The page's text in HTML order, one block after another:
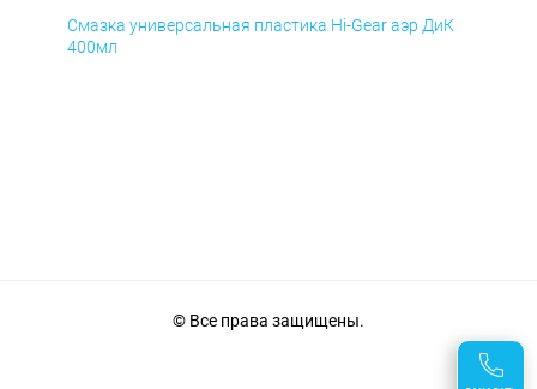
Смазка универсальная пластика Hi-Gear аэр ДиК
400мл
© Все права защищены.